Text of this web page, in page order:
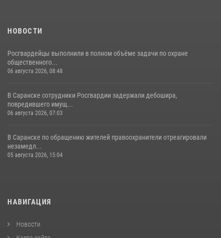
НОВОСТИ
Росгвардейцы выполнили в полном объёме задачи по охране
общественного...
06 августа 2026, 08:48
В Саранске сотрудники Росгвардии задержали дебошира,
повредившего имущ...
06 августа 2026, 07:03
В Саранске по обращению жителей правоохранители отреагировали
незамедл...
05 августа 2026, 15:04
НАВИГАЦИЯ
Новости